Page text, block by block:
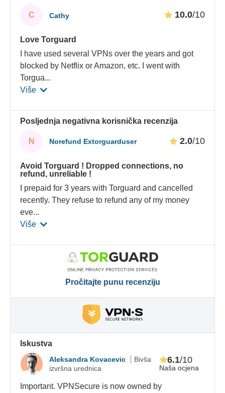
C Cathy 10.0/10
Love Torguard
I have used several VPNs over the years and got
blocked by Netflix or Amazon, etc. I went with
Torgua...
Više
Posljednja negativna korisnička recenzija
N Norefund Extorguarduser 2.0/10
Avoid Torguard ! Dropped connections, no
refund, unreliable !
I prepaid for 3 years with Torguard and cancelled
recently. They refuse to refund any of my money
eve...
Više
Pročitajte punu recenziju
Iskustva
Aleksandra Kovacevic
Bivša
izvršna urednica
Naša ocjena
6.1/10
Important. VPNSecure is now owned by